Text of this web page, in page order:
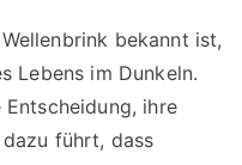
bekannt ist,
Lebens im Dunkeln.
ihre
führt, dass